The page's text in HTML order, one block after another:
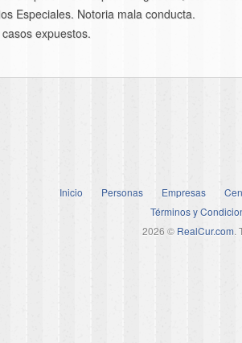
Especiales. Notoria mala conducta.
expuestos.
Inicio Personas Empresas
Términos y
2026 © RealCur.com.